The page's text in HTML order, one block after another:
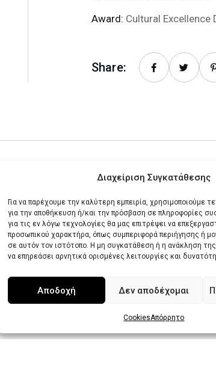
Διαχείριση Συγκατάθεσης
Για να παρέχουμε την καλύτερη εμπειρία, χρησιμοποιούμε
για την αποθήκευση ή/και την πρόσβαση σε πληροφορίες
για τις εν λόγω τεχνολογίες θα μας επιτρέψει να
προσωπικού χαρακτήρα, όπως συμπεριφορά περιήγησης ή
σε αυτόν τον ιστότοπο. Η μη συγκατάθεση ή η ανάκληση
να επηρεάσει αρνητικά ορισμένες λειτουργίες και
Αποδοχή Δεν αποδέχομαι
CookiesΑπόρρητο
Award: Cultural Excellence
Share